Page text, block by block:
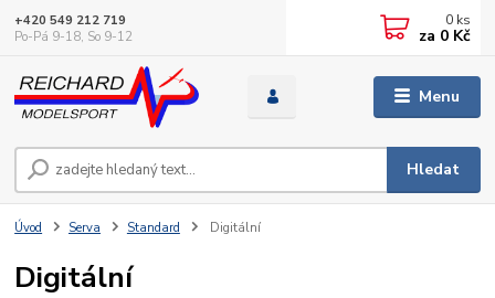
Menu
Hledat
+420 549 212 719
Po-Pá 9-18, So 9-12
0 ks
za 0 Kč
Úvod Serva Standard Digitální
Digitální